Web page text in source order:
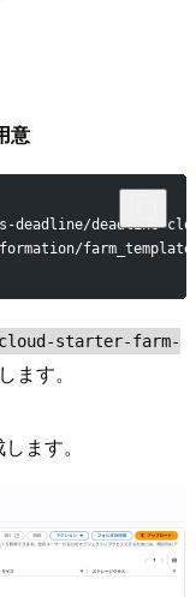
意
deadline-
starter-farm-
ます。
ます。